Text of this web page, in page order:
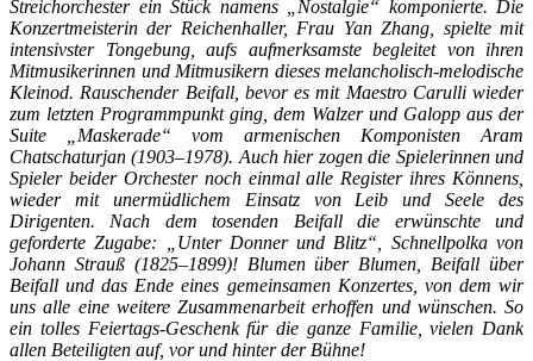
Streichorchester ein Stück namens „Nostalgie“ komponierte. Die
Konzertmeisterin der Reichenhaller, Frau Yan Zhang, spielte mit
intensivster Tongebung, aufs aufmerksamste begleitet von ihren
Mitmusikerinnen und Mitmusikern dieses melancholisch-melodische
Kleinod. Rauschender Beifall, bevor es mit Maestro Carulli wieder
zum letzten Programmpunkt ging, dem Walzer und Galopp aus der
Suite „Maskerade“ vom armenischen Komponisten Aram
Chatschaturjan (1903–1978). Auch hier zogen die Spielerinnen und
Spieler beider Orchester noch einmal alle Register ihres Könnens,
wieder mit unermüdlichem Einsatz von Leib und Seele des
Dirigenten. Nach dem tosenden Beifall die erwünschte und
geforderte Zugabe: „Unter Donner und Blitz“, Schnellpolka von
Johann Strauß (1825–1899)! Blumen über Blumen, Beifall über
Beifall und das Ende eines gemeinsamen Konzertes, von dem wir
uns alle eine weitere Zusammenarbeit erhoffen und wünschen. So
ein tolles Feiertags-Geschenk für die ganze Familie, vielen Dank
allen Beteiligten auf, vor und hinter der Bühne!